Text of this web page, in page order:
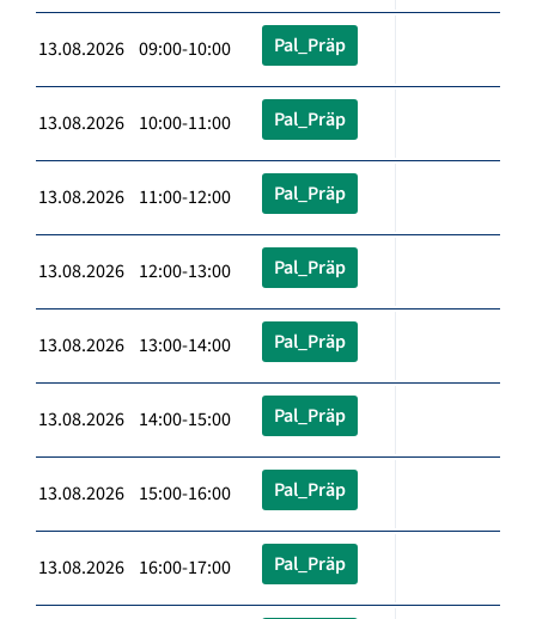
13.08.2026 09:00-10:00 Pal_Präp
13.08.2026 10:00-11:00 Pal_Präp
13.08.2026 11:00-12:00 Pal_Präp
13.08.2026 12:00-13:00 Pal_Präp
13.08.2026 13:00-14:00 Pal_Präp
13.08.2026 14:00-15:00 Pal_Präp
13.08.2026 15:00-16:00 Pal_Präp
13.08.2026 16:00-17:00 Pal_Präp